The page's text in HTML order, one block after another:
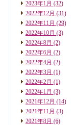
2023年1月 (32)
2022年12月 (31)
2022年11月 (29)
2022年10月 (3)
2022年8月 (2)
2022年6月 (2)
2022年4月 (2)
2022年3月 (1)
2022年2月 (1)
2022年1月 (3)
2021年12月 (14)
2021年11月 (3)
2021年8月 (6)